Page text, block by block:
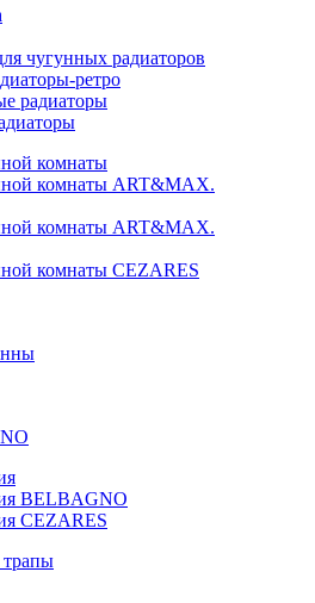
чугунных радиаторов
ретро
радиаторы
комнаты
комнаты ART&MAX.
комнаты ART&MAX.
комнаты CEZARES
BELBAGNO
CEZARES